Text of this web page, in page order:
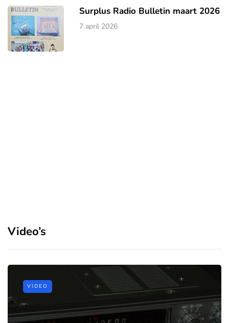
Surplus Radio Bulletin maart 2026
7 april 2026
Video’s
VIDEO